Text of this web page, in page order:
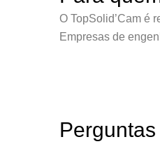
O TopSolid’Cam é
Empresas de